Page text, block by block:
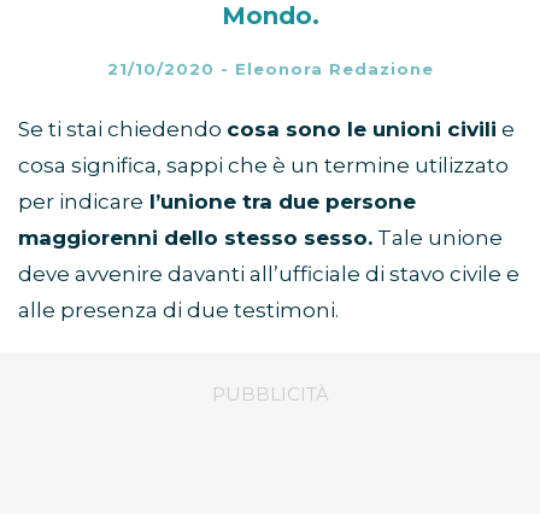
Mondo.
21/10/2020 - Eleonora Redazione
Se ti stai chiedendo cosa sono le unioni civili e
cosa significa, sappi che è un termine utilizzato
per indicare l’unione tra due persone
maggiorenni dello stesso sesso. Tale unione
deve avvenire davanti all’ufficiale di stavo civile e
alle presenza di due testimoni.